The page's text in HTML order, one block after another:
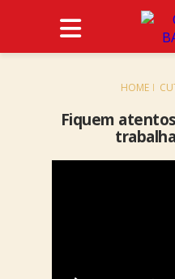
HOME
Fiquem